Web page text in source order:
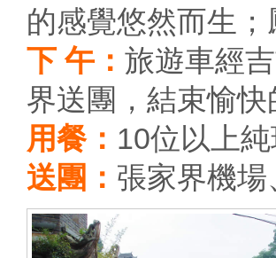
的感覺悠然而生；
下 午： 旅遊車經
界送團，結束愉
用餐： 10位以上
送團： 張家界機